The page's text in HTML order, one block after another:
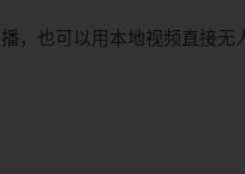
，也可以用本地视频直接无